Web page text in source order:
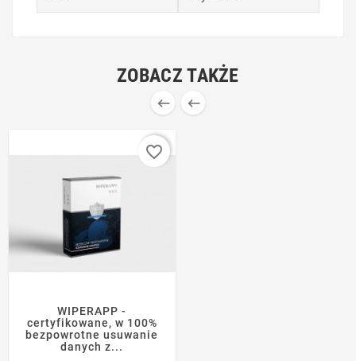
ZOBACZ TAKŻE
 
WIPERAPP -
certyfikowane, w 100%
bezpowrotne usuwanie
danych z...
favorite_border